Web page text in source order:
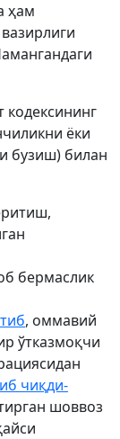
ҳам
ёки
бузиш) билан
бермаслик
, оммавий
ўтказмоқчи
чиқди-
шоввоз